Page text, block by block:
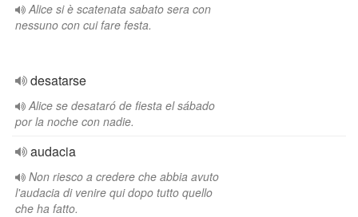
Alice si è scatenata sabato sera con
nessuno con cui fare festa.
desatarse
Alice se desataró de fiesta el sábado
por la noche con nadie.
audacia
Non riesco a credere che abbia avuto
l'audacia di venire qui dopo tutto quello
che ha fatto.